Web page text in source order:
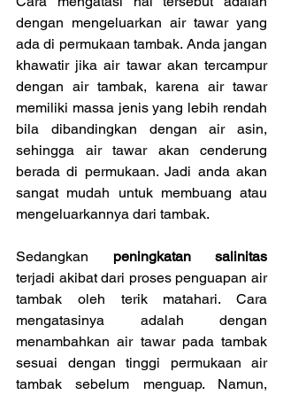
dengan mengeluarkan air tawar yang
ada di permukaan tambak. Anda jangan
khawatir jika air tawar akan tercampur
dengan air tambak, karena air tawar
memiliki massa jenis yang lebih rendah
bila dibandingkan dengan air asin,
sehingga air tawar akan cenderung
berada di permukaan. Jadi anda akan
sangat mudah untuk membuang atau
mengeluarkannya dari tambak.
Sedangkan peningkatan salinitas
terjadi akibat dari proses penguapan air
tambak oleh terik matahari. Cara
mengatasinya adalah dengan
menambahkan air tawar pada tambak
sesuai dengan tinggi permukaan air
tambak sebelum menguap. Namun,